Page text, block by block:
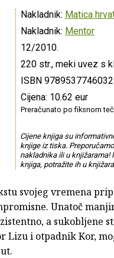
Nakladnik: Matica
Nakladnik: Mentor
12/2010.
220 str., meki uvez s
ISBN 9789537746032
Cijena: 10.62 eur
Preračunato po fiksnom
Cijene knjiga su
knjige iz tiska.
nakladnika ili u knjižarama!
knjiga, potražite ih u
svojeg vremena
Unatoč
a sukobljene
Lizu i otpadnik Kor,